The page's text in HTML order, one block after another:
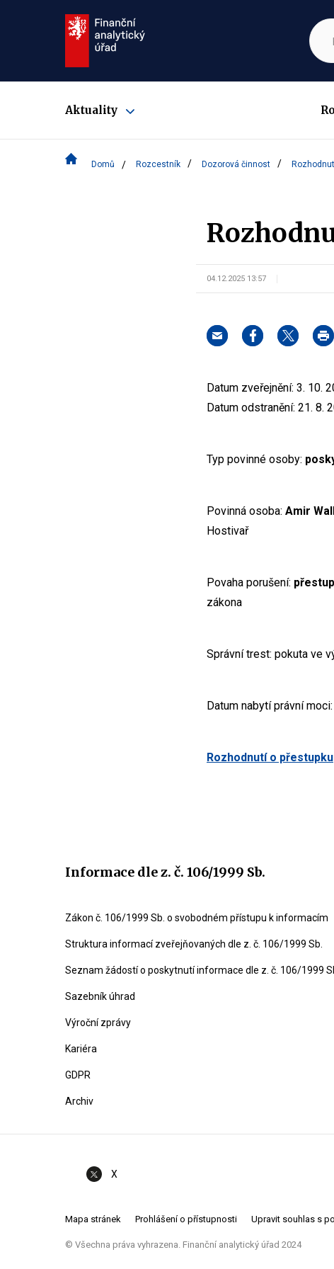
Aktuality
Domů Rozcestník Dozorová činnost
04.12.2025 13:57
Datum zveřejnění: 3. 10.
Datum odstranění: 21. 8.
Typ povinné osoby:
Povinná osoba: Amir
Hostivař
Povaha porušení:
zákona
Správní trest: pokuta ve
Datum nabytí právní moci:
Rozhodnutí o přestupku
Informace dle z. č. 106/1999 Sb.
Zákon č. 106/1999 Sb. o svobodném přístupu k informacím
Struktura informací zveřejňovaných dle z. č. 106/1999 Sb.
Seznam žádostí o poskytnutí informace dle z. č. 106/1999
Sazebník úhrad
Výroční zprávy
Kariéra
GDPR
Archiv
X
Mapa stránek Prohlášení o přístupnosti Upravit souhlas s
© Všechna práva vyhrazena. Finanční analytický úřad 2024